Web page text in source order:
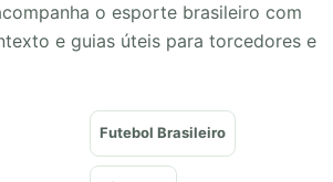
o esporte brasileiro com
e guias úteis para torcedores e
Futebol Brasileiro